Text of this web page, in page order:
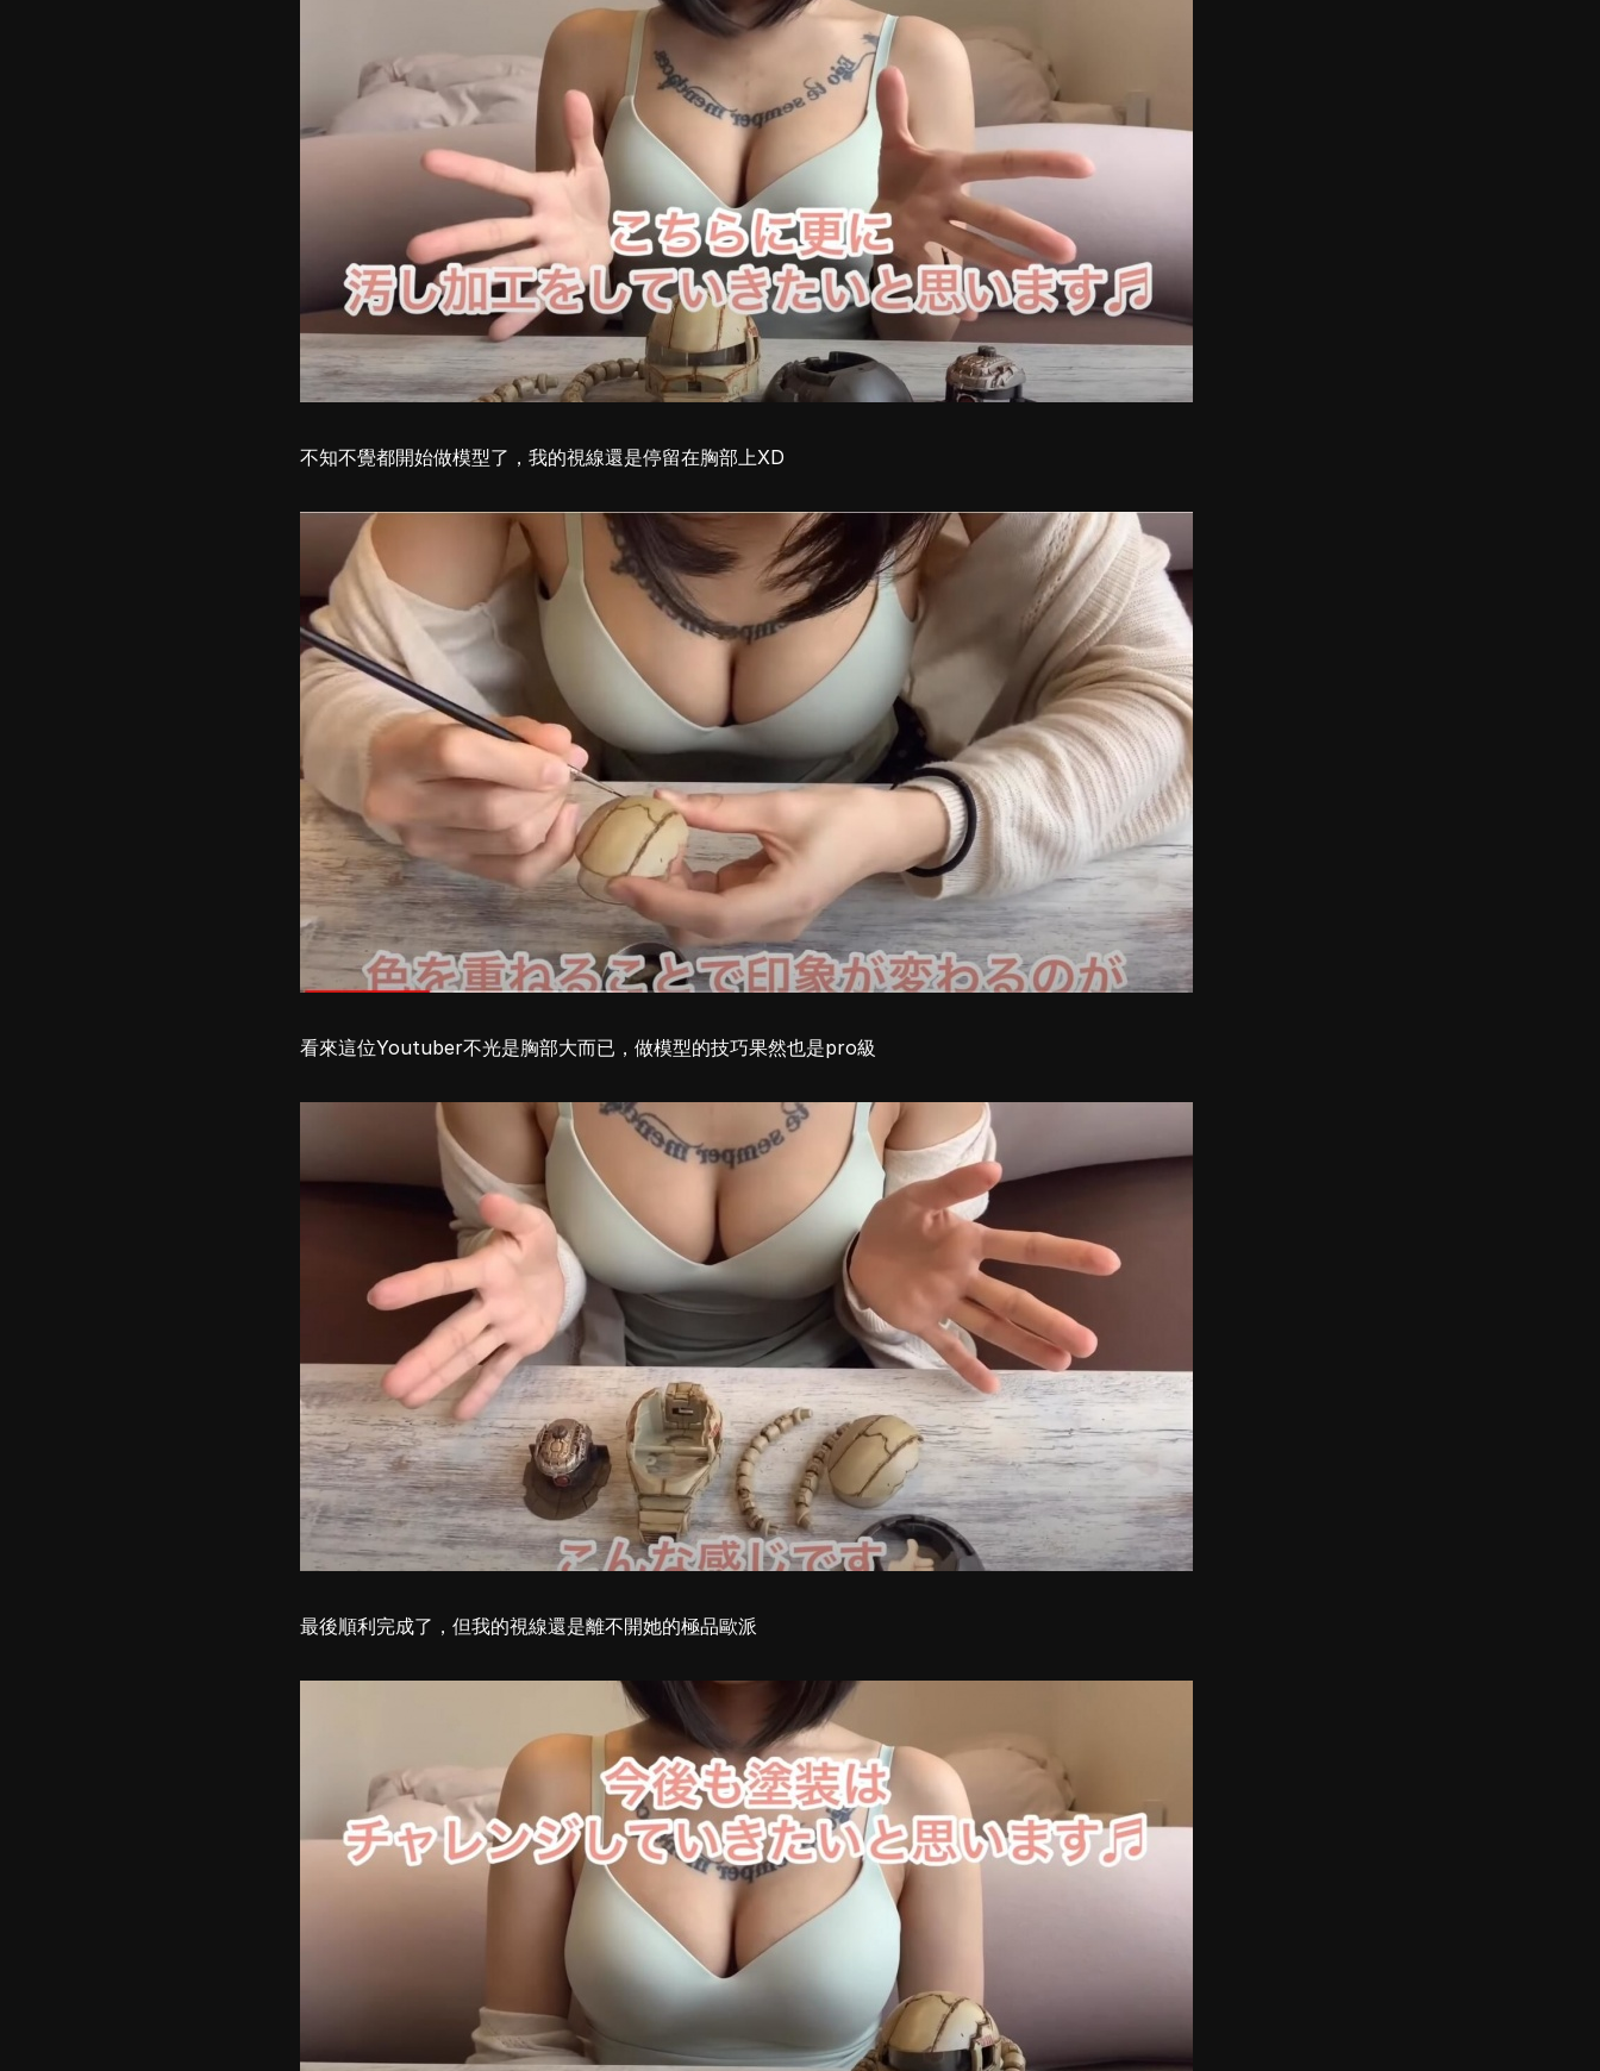
不知不覺都開始做模型了，我的視線還是停留在胸部上XD
看來這位Youtuber不光是胸部大而已，做模型的技巧果然也是pro級
最後順利完成了，但我的視線還是離不開她的極品歐派